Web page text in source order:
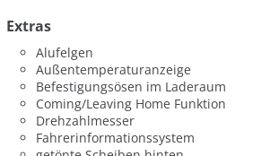
Extras
Alufelgen
Außentemperaturanzeige
Befestigungsösen im Laderaum
Coming/Leaving Home Funktion
Drehzahlmesser
Fahrerinformationssystem